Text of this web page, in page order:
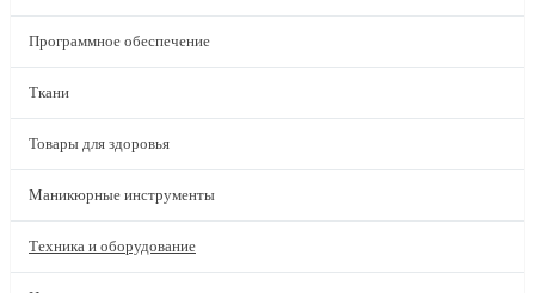
Программное обеспечение
Ткани
Товары для здоровья
Маникюрные инструменты
Техника и оборудование